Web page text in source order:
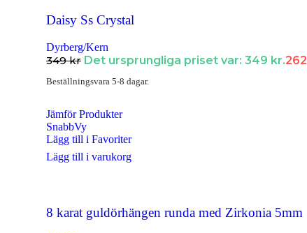
Berlocker
Armband
Armband Dam
Armband Herr
Armband Barn
Örhängen Dam
Daisy Ss Crystal
Dyrberg/Kern
349kr Det ursprungliga priset var: 349 kr.262
Beställningsvara 5-8 dagar.
Jämför Produkter
SnabbVy
Lägg till i Favoriter
Lägg till i varukorg
8 karat guldörhängen runda med Zirkonia 5mm